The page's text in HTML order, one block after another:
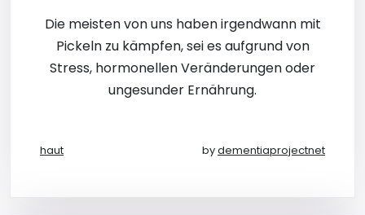
Die meisten von uns haben irgendwann mit
Pickeln zu kämpfen, sei es aufgrund von
Stress, hormonellen Veränderungen oder
ungesunder Ernährung.
haut bydementiaprojectnet